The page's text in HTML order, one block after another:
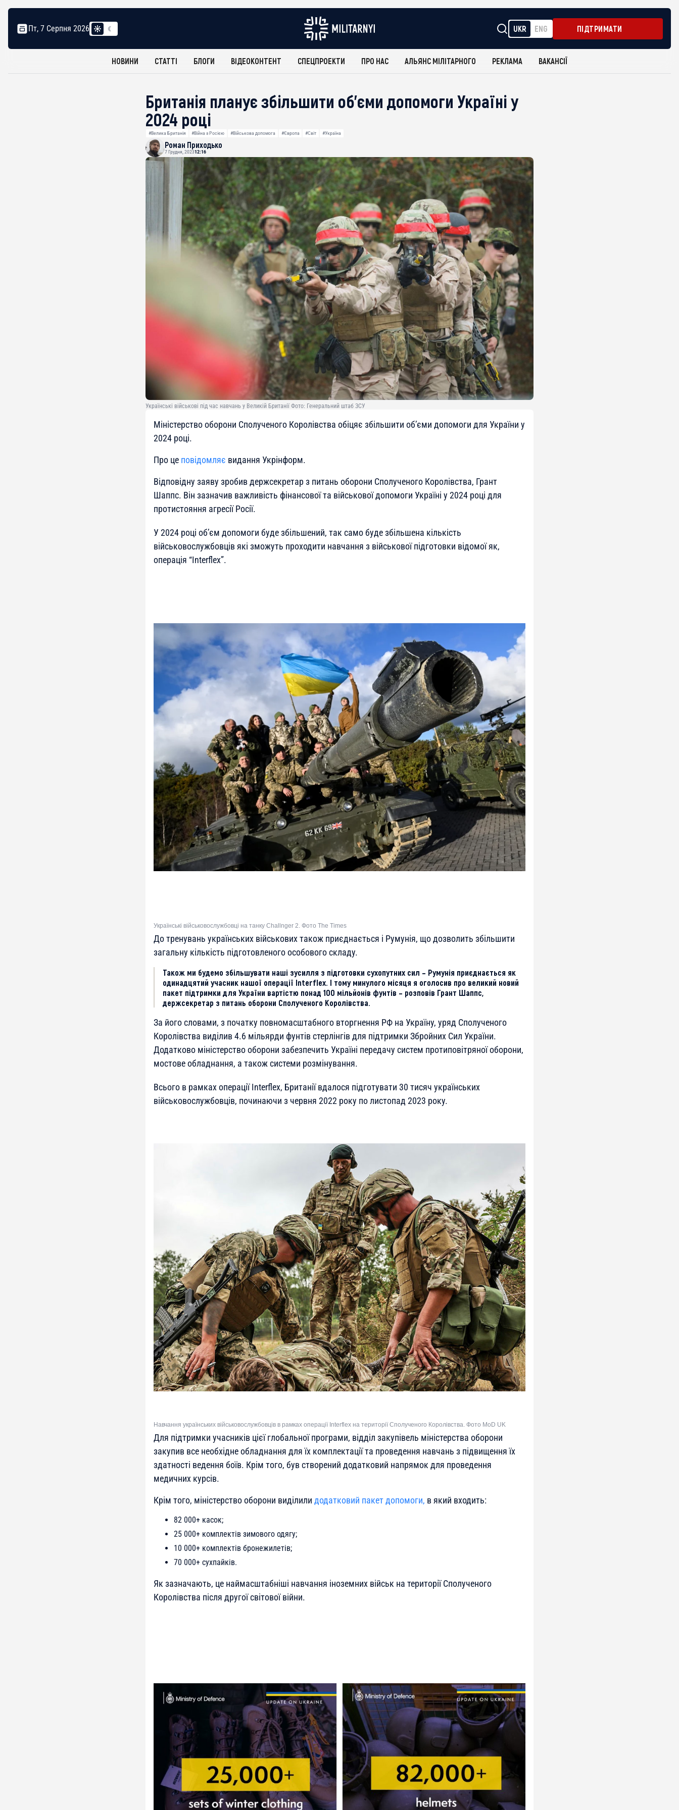
Пт, 7 Серпня 2026 UKR ENG ПІДТРИМАТИ
НОВИНИ СТАТТІ БЛОГИ ВІДЕОКОНТЕНТ СПЕЦПРОЕКТИ ПРО НАС АЛЬЯНС МІЛІТАРНОГО РЕКЛАМА ВАКАНСІЇ
Британія планує збільшити об’єми допомоги Україні у
2024 році
#Велика Британія #Війна з Росією #Військова допомога #Європа #Світ #Україна
Роман Приходько
7 Грудня, 202312:16
Українські військові під час навчань у Великій Британії Фото: Генеральний штаб ЗСУ
Міністерство оборони Сполученого Королівства обіцяє збільшити об’єми допомоги для України у
2024 році.
Про це повідомляє видання Укрінформ.
Відповідну заяву зробив держсекретар з питань оборони Сполученого Королівства, Грант
Шаппс. Він зазначив важливість фінансової та військової допомоги Україні у 2024 році для
протистояння агресії Росії.
У 2024 році об’єм допомоги буде збільшений, так само буде збільшена кількість
військовослужбовців які зможуть проходити навчання з військової підготовки відомої як,
операція “Interflex”.
Українські військовослужбовці на танку Challnger 2. Фото The Times
До тренувань українських військових також приєднається і Румунія, що дозволить збільшити
загальну кількість підготовленого особового складу.
Також ми будемо збільшувати наші зусилля з підготовки сухопутних сил – Румунія приєднається як
одинадцятий учасник нашої операції Interflex. І тому минулого місяця я оголосив про великий новий
пакет підтримки для України вартістю понад 100 мільйонів фунтів – розповів Грант Шаппс,
держсекретар з питань оборони Сполученого Королівства.
За його словами, з початку повномасштабного вторгнення РФ на Україну, уряд Сполученого
Королівства виділив 4.6 мільярди фунтів стерлінгів для підтримки Збройних Сил України.
Додатково міністерство оборони забезпечить Україні передачу систем протиповітряної оборони,
мостове обладнання, а також системи розмінування.
Всього в рамках операції Interflex, Британії вдалося підготувати 30 тисяч українських
військовослужбовців, починаючи з червня 2022 року по листопад 2023 року.
Навчання українських військовослужбовців в рамках операції Interflex на території Сполученого Королівства. Фото MoD UK
Для підтримки учасників цієї глобальної програми, відділ закупівель міністерства оборони
закупив все необхідне обладнання для їх комплектації та проведення навчань з підвищення їх
здатності ведення боїв. Крім того, був створений додатковий напрямок для проведення
медичних курсів.
Крім того, міністерство оборони виділили додатковий пакет допомоги, в який входить:
82 000+ касок;
25 000+ комплектів зимового одягу;
10 000+ комплектів бронежилетів;
70 000+ сухпайків.
Як зазначають, це наймасштабніші навчання іноземних військ на території Сполученого
Королівства після другої світової війни.